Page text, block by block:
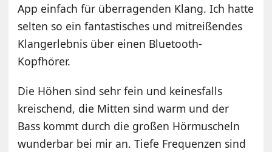
App einfach für überragenden Klang. Ich hatte
selten so ein fantastisches und mitreißendes
Klangerlebnis über einen Bluetooth-
Kopfhörer.
Die Höhen sind sehr fein und keinesfalls
kreischend, die Mitten sind warm und der
Bass kommt durch die großen Hörmuscheln
wunderbar bei mir an. Tiefe Frequenzen sind